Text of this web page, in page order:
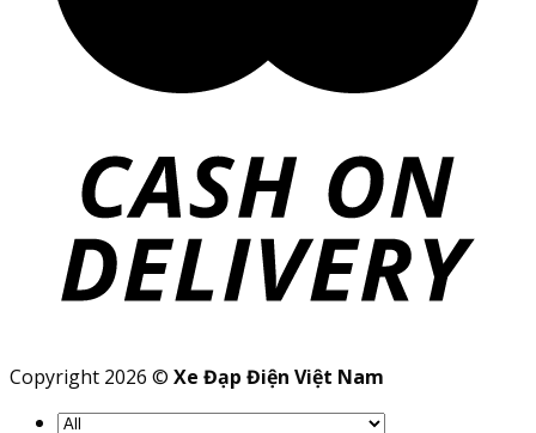
Copyright 2026 © Xe Đạp Điện Việt Nam